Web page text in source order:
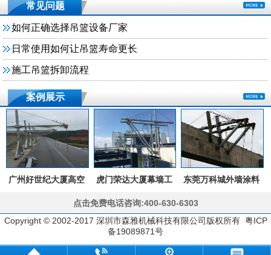
常见问题
如何正确选择吊篮设备厂家
日常使用如何让吊篮寿命更长
施工吊篮拆卸流程
案例展示
广州好世纪大厦高空
虎门荣达大厦幕墙工
东莞万科城外墙涂料
点击免费电话咨询:400-630-6303
Copyright © 2002-2017 深圳市森雅机械科技有限公司版权所有 粤ICP
备19089871号